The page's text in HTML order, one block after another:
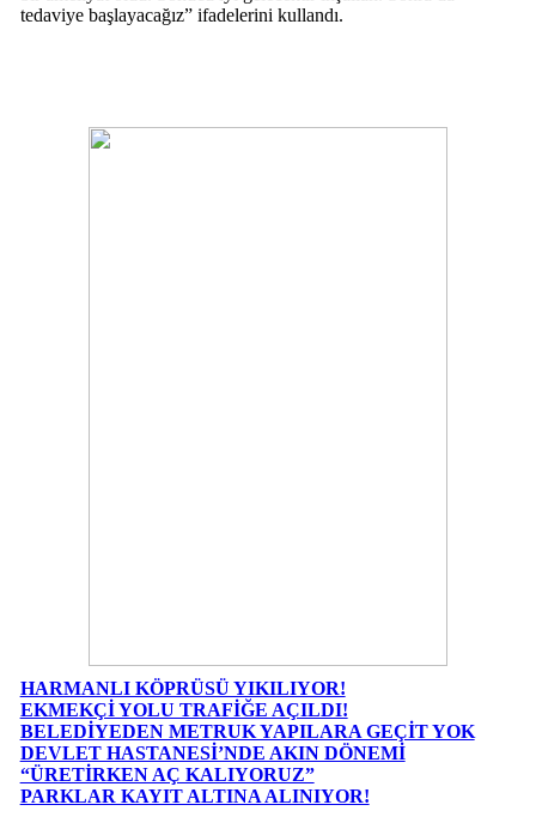
tedaviye başlayacağız” ifadelerini kullandı.
HARMANLI KÖPRÜSÜ YIKILIYOR!
EKMEKÇİ YOLU TRAFİĞE AÇILDI!
BELEDİYEDEN METRUK YAPILARA GEÇİT YOK
DEVLET HASTANESİ’NDE AKIN DÖNEMİ
“ÜRETİRKEN AÇ KALIYORUZ”
PARKLAR KAYIT ALTINA ALINIYOR!